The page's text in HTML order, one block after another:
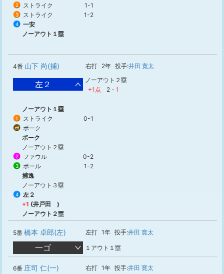
2 ストライク 1-1
3 ストライク 1-2
4
一安
ノーアウト１塁
4番 山下 尚(捕) 右打 2年 投手:井田 寛太
左２
ノーアウト２塁
+1点
2 - 1
ノーアウト１塁
1 ストライク 0-1
ボ
ボーク
ボーク
ノーアウト２塁
2 ファウル 0-2
3 ボール
1-2
捕逸
ノーアウト３塁
4
左２
+1 (井戸田 )
ノーアウト２塁
5番 橋本 卓郎(左) 左打 1年 投手:井田 寛太
一ゴ １アウト１塁
6番 庄司 仁(一) 右打 1年 投手:井田 寛太